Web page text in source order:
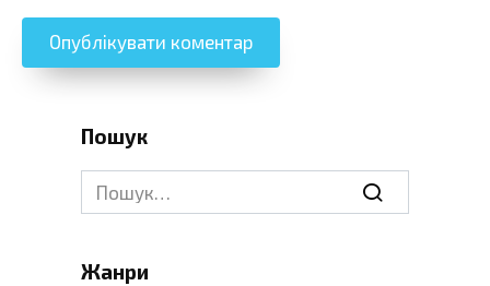
Пошук
Search
for:
Жанри